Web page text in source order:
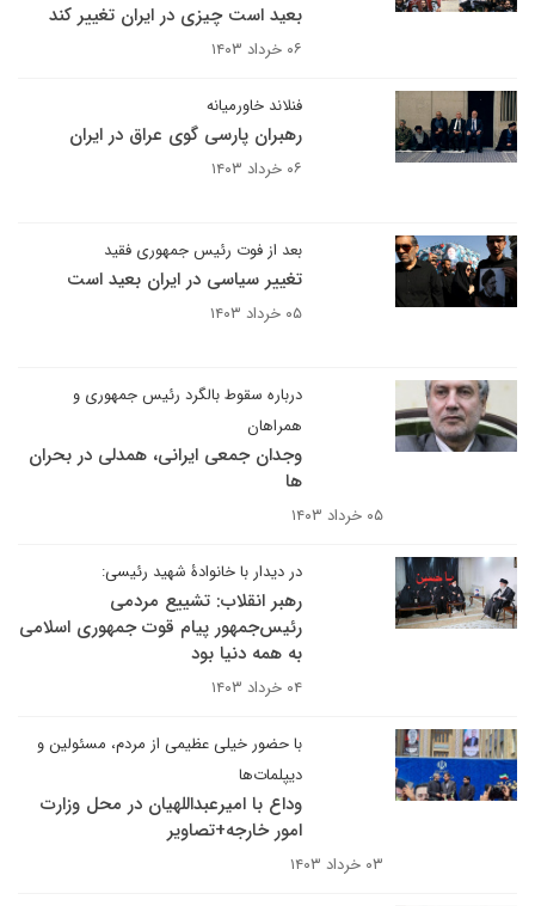
بعید است چیزی در ایران تغییر کند
۰۶ خرداد ۱۴۰۳
فنلاند خاورمیانه
رهبران پارسی گوی عراق در ایران
۰۶ خرداد ۱۴۰۳
بعد از فوت رئیس جمهوری فقید
تغییر سیاسی در ایران بعید است
۰۵ خرداد ۱۴۰۳
درباره سقوط بالگرد رئیس جمهوری و
همراهان
وجدان جمعی ایرانی، همدلی در بحران
ها
۰۵ خرداد ۱۴۰۳
در دیدار با خانوادۀ شهید رئیسی:
رهبر انقلاب: تشییع مردمی
رئیس‌جمهور پیام قوت جمهوری اسلامی
به همه دنیا بود
۰۴ خرداد ۱۴۰۳
با حضور خیلی عظیمی از مردم، مسئولین و
دیپلمات‌ها
وداع با امیرعبداللهیان در محل وزارت
امور خارجه+تصاویر
۰۳ خرداد ۱۴۰۳